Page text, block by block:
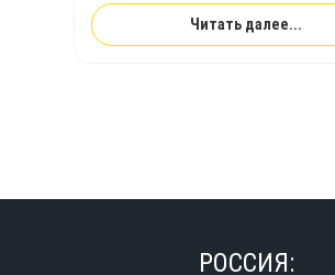
Читать далее...
РОССИЯ: